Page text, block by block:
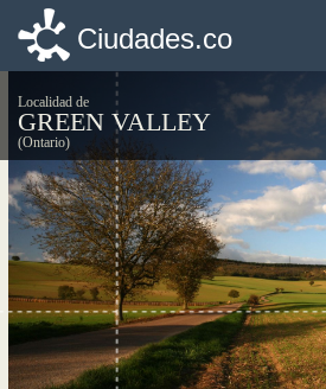
Ciudades.co
Localidad de
GREEN VALLEY
(Ontario)
Ciudades.co